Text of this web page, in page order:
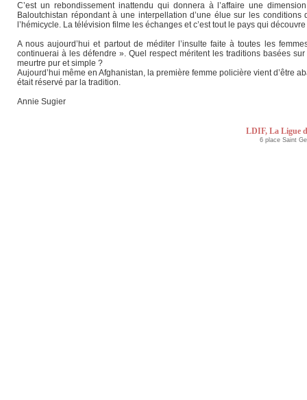
C’est un rebondissement inattendu qui donnera à l’affaire une
Baloutchistan répondant à une interpellation d’une élue sur les
l’hémicycle. La télévision filme les échanges et c’est tout le pays qui
A nous aujourd’hui et partout de méditer l’insulte faite à toutes les
continuerai à les défendre ». Quel respect méritent les traditions basées
meurtre pur et simple ?
Aujourd’hui même en Afghanistan, la première femme policière vient d’être
était réservé par la tradition.
Annie Sugier
LDIF, La Ligue
6 place Saint